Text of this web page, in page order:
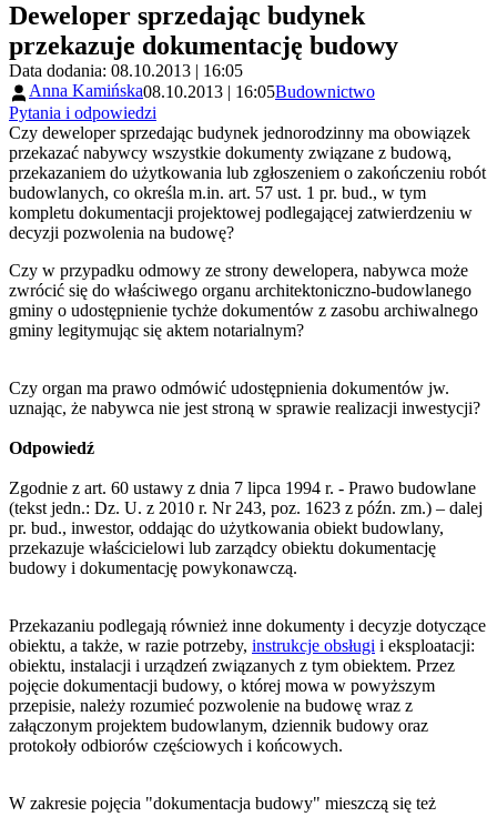
Deweloper sprzedając budynek
przekazuje dokumentację budowy
Data dodania: 08.10.2013 | 16:05
Anna Kamińska08.10.2013 | 16:05Budownictwo
Pytania i odpowiedzi
Czy deweloper sprzedając budynek jednorodzinny ma obowiązek
przekazać nabywcy wszystkie dokumenty związane z budową,
przekazaniem do użytkowania lub zgłoszeniem o zakończeniu robót
budowlanych, co określa m.in. art. 57 ust. 1 pr. bud., w tym
kompletu dokumentacji projektowej podlegającej zatwierdzeniu w
decyzji pozwolenia na budowę?
Czy w przypadku odmowy ze strony dewelopera, nabywca może
zwrócić się do właściwego organu architektoniczno-budowlanego
gminy o udostępnienie tychże dokumentów z zasobu archiwalnego
gminy legitymując się aktem notarialnym?
Czy organ ma prawo odmówić udostępnienia dokumentów jw.
uznając, że nabywca nie jest stroną w sprawie realizacji inwestycji?
Odpowiedź
Zgodnie z art. 60 ustawy z dnia 7 lipca 1994 r. - Prawo budowlane
(tekst jedn.: Dz. U. z 2010 r. Nr 243, poz. 1623 z późn. zm.) – dalej
pr. bud., inwestor, oddając do użytkowania obiekt budowlany,
przekazuje właścicielowi lub zarządcy obiektu dokumentację
budowy i dokumentację powykonawczą.
Przekazaniu podlegają również inne dokumenty i decyzje dotyczące
obiektu, a także, w razie potrzeby, instrukcje obsługi i eksploatacji:
obiektu, instalacji i urządzeń związanych z tym obiektem. Przez
pojęcie dokumentacji budowy, o której mowa w powyższym
przepisie, należy rozumieć pozwolenie na budowę wraz z
załączonym projektem budowlanym, dziennik budowy oraz
protokoły odbiorów częściowych i końcowych.
W zakresie pojęcia "dokumentacja budowy" mieszczą się też